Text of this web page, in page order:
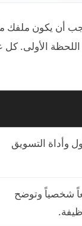
أن يكون ملفك
الأولى.
وأداة التسويق
شخصياً وتوضح